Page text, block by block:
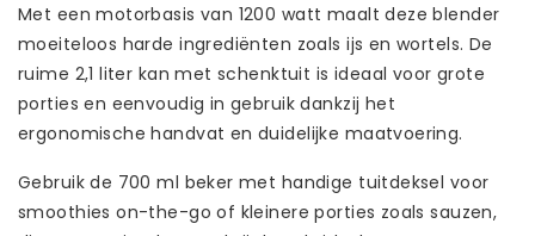
Met een motorbasis van 1200 watt maalt deze blender
moeiteloos harde ingrediënten zoals ijs en wortels. De
ruime 2,1 liter kan met schenktuit is ideaal voor grote
porties en eenvoudig in gebruik dankzij het
ergonomische handvat en duidelijke maatvoering.
Gebruik de 700 ml beker met handige tuitdeksel voor
smoothies on-the-go of kleinere porties zoals sauzen,